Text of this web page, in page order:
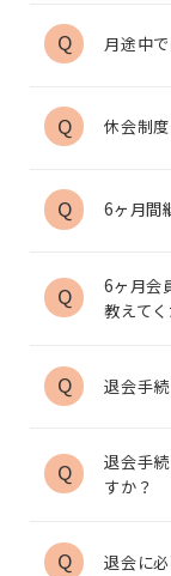
Q 月途中
Q 休会制
Q 6ヶ月間
Q
6ヶ月会
教えてく
Q 退会手
Q
退会手
すか？
Q 退会に